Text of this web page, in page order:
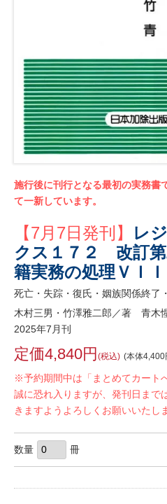
施行後に刊行となる最初の実務書
て一新しています。
【7月7日発刊】
レ
クス１７２ 改訂
籍実務の処理ＶＩＩ
死亡・失踪・復氏・姻族関係終了
木村三男・竹澤雅二郎／著 青木
2025年7月刊
定価4,840円 (税込) (本体4,400
※予約期間中は「まとめてカート
誠に恐れ入りますが、発刊日まで
きますようよろしくお願いいたし
数量 冊